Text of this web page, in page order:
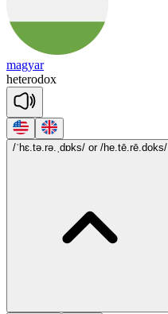
magyar
heterodox
/ˈhɛ.tə.rə.ˌdɒks/ or /he.tē.rē.doks/